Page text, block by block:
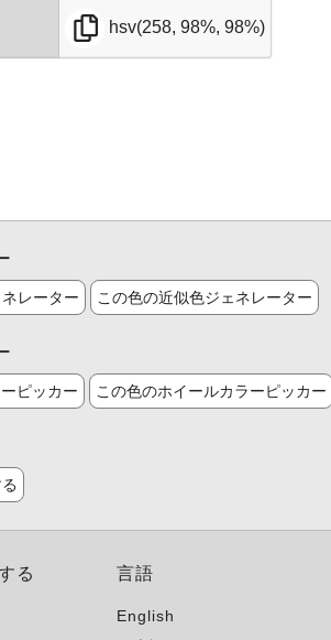
hsv(258, 98%, 98%)
レーター この色の近似色ジェネレーター
ピッカー この色のホイールカラーピッカー
る 言語
English